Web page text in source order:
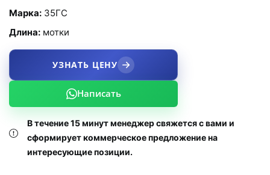
Марка: 35ГС
Длина: мотки
УЗНАТЬ ЦЕНУ
Написать
В течение 15 минут менеджер свяжется с вами и
сформирует коммерческое предложение на
интересующие позиции.